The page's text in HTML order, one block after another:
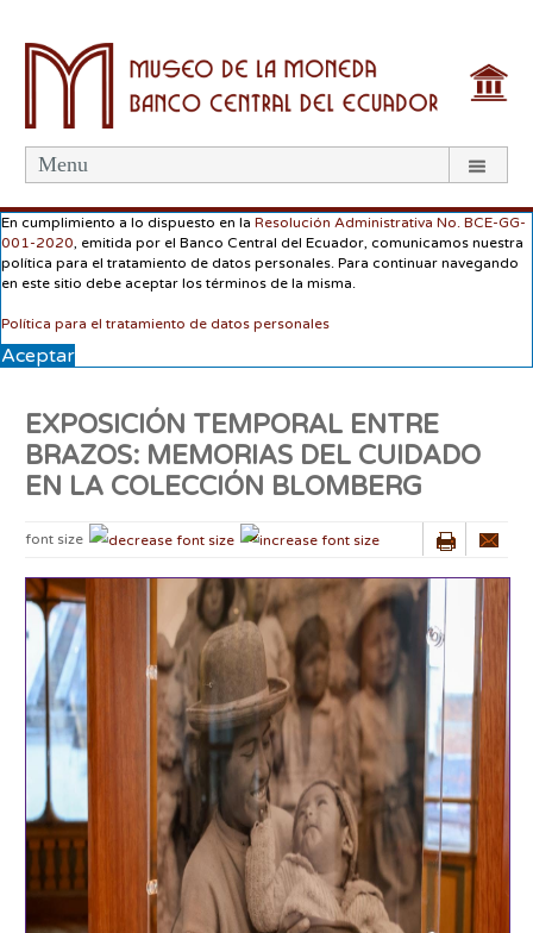
Menu
En cumplimiento a lo dispuesto en la Resolución Administrativa No. BCE-GG-
001-2020 , emitida por el Banco Central del Ecuador, comunicamos nuestra
política para el tratamiento de datos personales. Para continuar navegando
en este sitio debe aceptar los términos de la misma.
Política para el tratamiento de datos personales
Aceptar
EXPOSICIÓN TEMPORAL ENTRE
BRAZOS: MEMORIAS DEL CUIDADO
EN LA COLECCIÓN BLOMBERG
font size